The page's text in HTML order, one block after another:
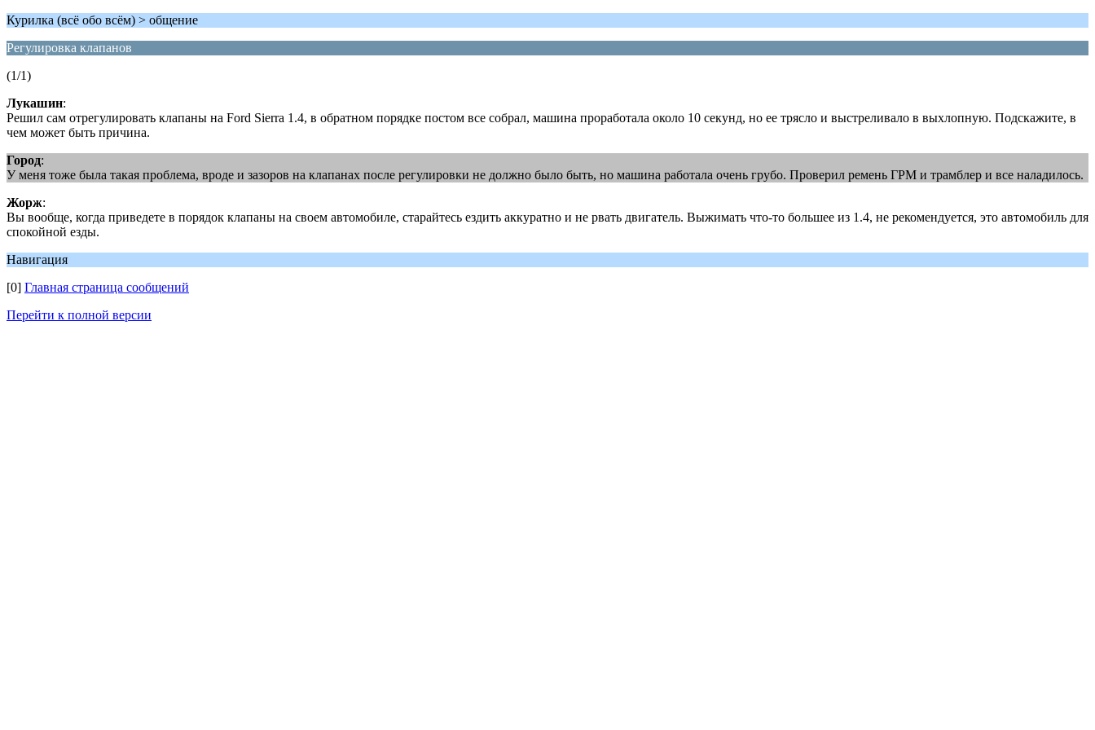
Курилка (всё обо всём) > общение
Регулировка клапанов
(1/1)
Лукашин:
Решил сам отрегулировать клапаны на Ford Sierra 1.4, в обратном порядке постом все собрал, машина проработала около 10 секунд, но ее трясло и выстреливало в выхлопную. Подскажите, в
чем может быть причина.
Город:
У меня тоже была такая проблема, вроде и зазоров на клапанах после регулировки не должно было быть, но машина работала очень грубо. Проверил ремень ГРМ и трамблер и все наладилось.
Жорж:
Вы вообще, когда приведете в порядок клапаны на своем автомобиле, старайтесь ездить аккуратно и не рвать двигатель. Выжимать что-то большее из 1.4, не рекомендуется, это автомобиль для
спокойной езды.
Навигация
[0] Главная страница сообщений
Перейти к полной версии